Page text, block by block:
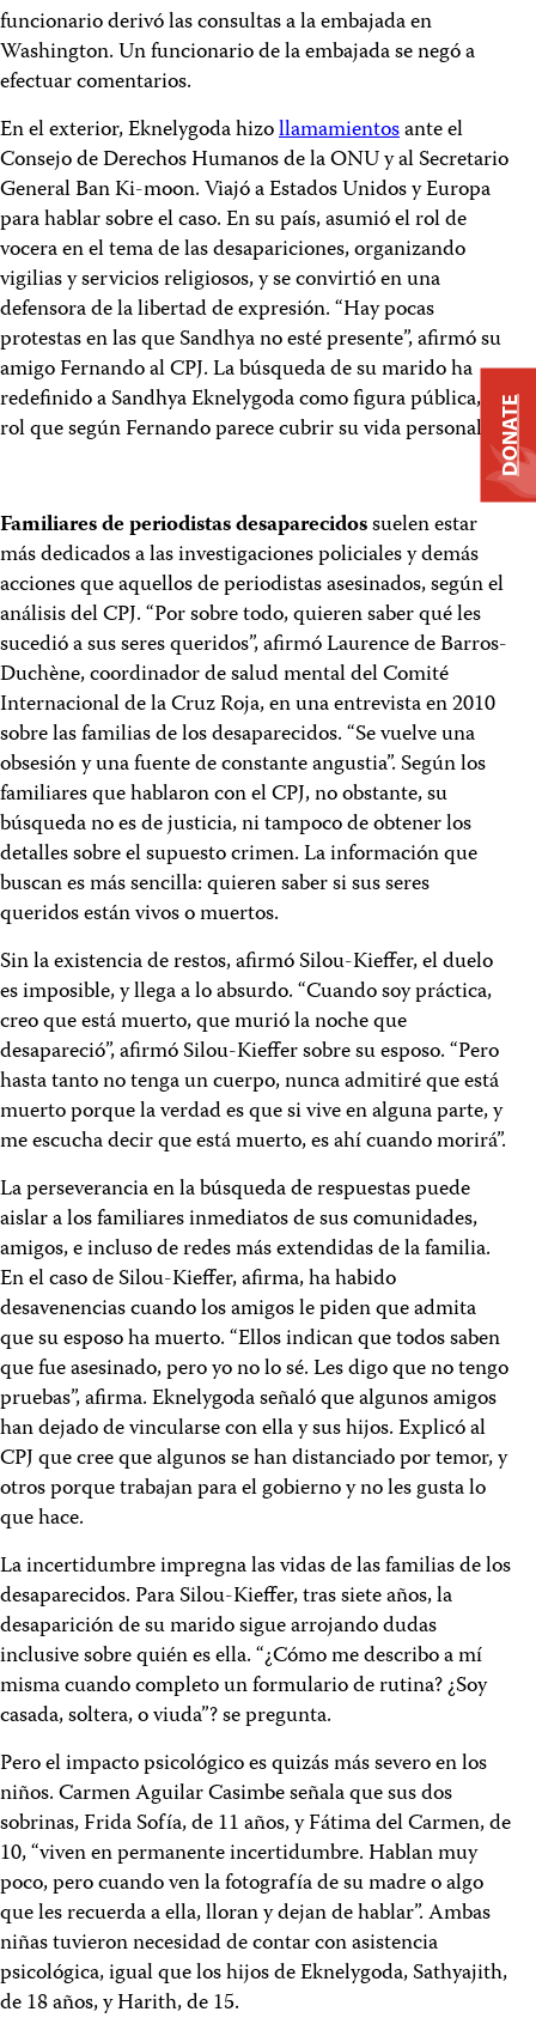
funcionario derivó las consultas a la embajada en
Washington. Un funcionario de la embajada se negó a
efectuar comentarios.
En el exterior, Eknelygoda hizollamamientosante el
Consejo de Derechos Humanos de la ONU y al Secretario
General Ban Ki-moon. Viajó a Estados Unidos y Europa
para hablar sobre el caso. En su país, asumió el rol de
vocera en el tema de las desapariciones, organizando
vigilias y servicios religiosos, y se convirtió en una
defensora de la libertad de expresión. “Hay pocas
protestas en las que Sandhya no esté presente”, afirmó su
amigo Fernando al CPJ. La búsqueda de su marido ha
redefinido a Sandhya Eknelygoda como figura pública, un
rol que según Fernando parece cubrir su vida personal.
Familiares de periodistas desaparecidossuelen estar
más dedicados a las investigaciones policiales y demás
acciones que aquellos de periodistas asesinados, según el
análisis del CPJ. “Por sobre todo, quieren saber qué les
sucedió a sus seres queridos”, afirmó Laurence de Barros-
Duchène, coordinador de salud mental del Comité
Internacional de la Cruz Roja, en una entrevista en 2010
sobre las familias de los desaparecidos. “Se vuelve una
obsesión y una fuente de constante angustia”. Según los
familiares que hablaron con el CPJ, no obstante, su
búsqueda no es de justicia, ni tampoco de obtener los
detalles sobre el supuesto crimen. La información que
buscan es más sencilla: quieren saber si sus seres
queridos están vivos o muertos.
Sin la existencia de restos, afirmó Silou-Kieffer, el duelo
es imposible, y llega a lo absurdo. “Cuando soy práctica,
creo que está muerto, que murió la noche que
desapareció”, afirmó Silou-Kieffer sobre su esposo. “Pero
hasta tanto no tenga un cuerpo, nunca admitiré que está
muerto porque la verdad es que si vive en alguna parte, y
me escucha decir que está muerto, es ahí cuando morirá”.
La perseverancia en la búsqueda de respuestas puede
aislar a los familiares inmediatos de sus comunidades,
amigos, e incluso de redes más extendidas de la familia.
En el caso de Silou-Kieffer, afirma, ha habido
desavenencias cuando los amigos le piden que admita
que su esposo ha muerto. “Ellos indican que todos saben
que fue asesinado, pero yo no lo sé. Les digo que no tengo
pruebas”, afirma. Eknelygoda señaló que algunos amigos
han dejado de vincularse con ella y sus hijos. Explicó al
CPJ que cree que algunos se han distanciado por temor, y
otros porque trabajan para el gobierno y no les gusta lo
que hace.
La incertidumbre impregna las vidas de las familias de los
desaparecidos. Para Silou-Kieffer, tras siete años, la
desaparición de su marido sigue arrojando dudas
inclusive sobre quién es ella. “¿Cómo me describo a mí
misma cuando completo un formulario de rutina? ¿Soy
casada, soltera, o viuda”? se pregunta.
Pero el impacto psicológico es quizás más severo en los
niños. Carmen Aguilar Casimbe señala que sus dos
sobrinas, Frida Sofía, de 11 años, y Fátima del Carmen, de
10, “viven en permanente incertidumbre. Hablan muy
poco, pero cuando ven la fotografía de su madre o algo
que les recuerda a ella, lloran y dejan de hablar”. Ambas
niñas tuvieron necesidad de contar con asistencia
psicológica, igual que los hijos de Eknelygoda, Sathyajith,
de 18 años, y Harith, de 15.
DONATE